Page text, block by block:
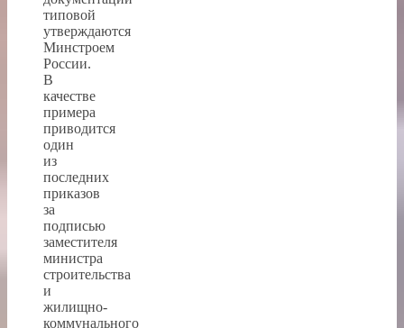
типовой
утверждаются
Минстроем
России.
В
качестве
примера
приводится
один
из
последних
приказов
за
подписью
заместителя
министра
строительства
и
жилищно-
коммунального